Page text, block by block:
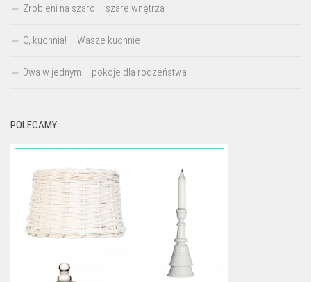
Zrobieni na szaro – szare wnętrza
O, kuchnia! – Wasze kuchnie
Dwa w jednym – pokoje dla rodzeństwa
POLECAMY